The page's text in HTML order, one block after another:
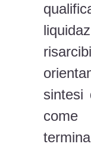
sintesi
come